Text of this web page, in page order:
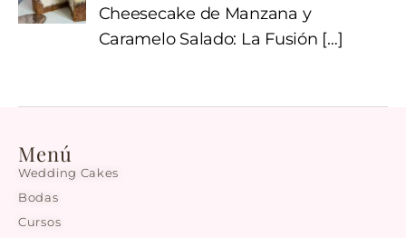
Cheesecake de Manzana y
Caramelo Salado: La Fusión […]
Menú
Wedding Cakes
Bodas
Cursos